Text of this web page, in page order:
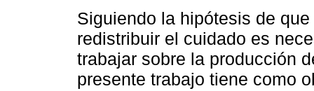
Siguiendo la hipótesis de que
redistribuir el cuidado es
trabajar sobre la producción
presente trabajo tiene como